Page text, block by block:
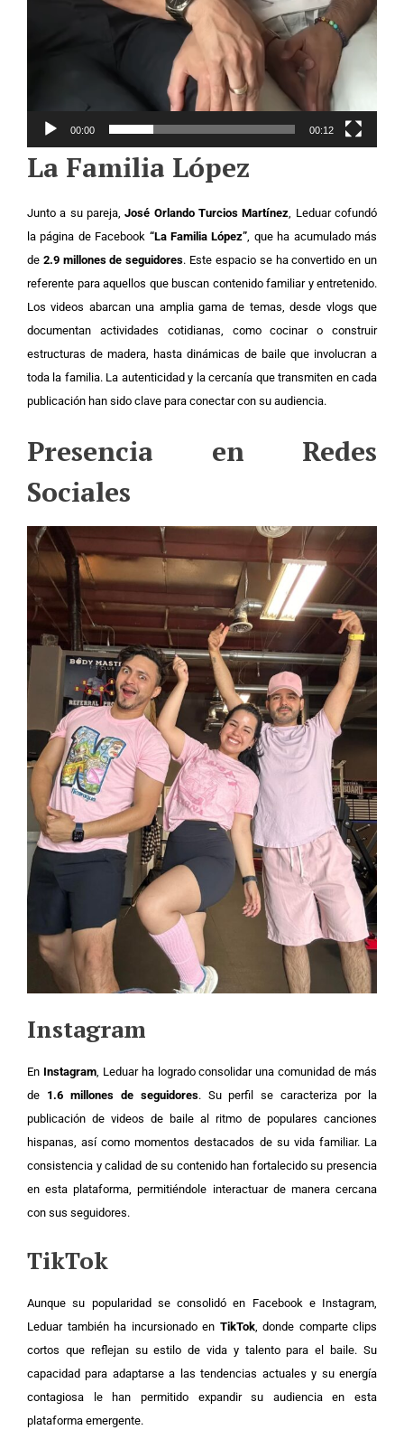
00:00 00:12
La Familia López
Junto a su pareja,José Orlando Turcios Martínez, Leduar cofundó
la página de Facebook “La Familia López”, que ha acumulado más
de 2.9 millones de seguidores. Este espacio se ha convertido en un
referente para aquellos que buscan contenido familiar y entretenido.
Los videos abarcan una amplia gama de temas, desde vlogs que
documentan actividades cotidianas, como cocinar o construir
estructuras de madera, hasta dinámicas de baile que involucran a
toda la familia. La autenticidad y la cercanía que transmiten en cada
publicación han sido clave para conectar con su audiencia.
Presencia en Redes
Sociales
Instagram
En Instagram, Leduar ha logrado consolidar una comunidad de más
de 1.6 millones de seguidores. Su perfil se caracteriza por la
publicación de videos de baile al ritmo de populares canciones
hispanas, así como momentos destacados de su vida familiar. La
consistencia y calidad de su contenido han fortalecido su presencia
en esta plataforma, permitiéndole interactuar de manera cercana
con sus seguidores.
TikTok
Aunque su popularidad se consolidó en Facebook e Instagram,
Leduar también ha incursionado en TikTok, donde comparte clips
cortos que reflejan su estilo de vida y talento para el baile. Su
capacidad para adaptarse a las tendencias actuales y su energía
contagiosa le han permitido expandir su audiencia en esta
plataforma emergente.